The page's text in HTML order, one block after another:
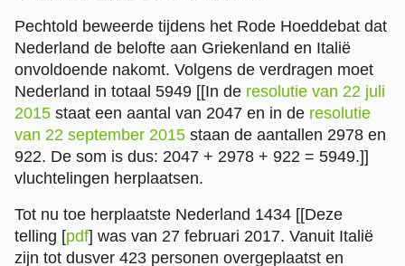
Pechtold beweerde tijdens het Rode Hoeddebat dat
Nederland de belofte aan Griekenland en Italië
onvoldoende nakomt. Volgens de verdragen moet
Nederland in totaal 5949 [[In de resolutie van 22 juli
2015 staat een aantal van 2047 en in de resolutie
van 22 september 2015 staan de aantallen 2978 en
922. De som is dus: 2047 + 2978 + 922 = 5949.]]
vluchtelingen herplaatsen.
Tot nu toe herplaatste Nederland 1434 [[Deze
telling [pdf] was van 27 februari 2017. Vanuit Italië
zijn tot dusver 423 personen overgeplaatst en